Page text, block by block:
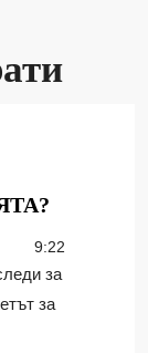
ПЕСТИМ
В
9:22
за